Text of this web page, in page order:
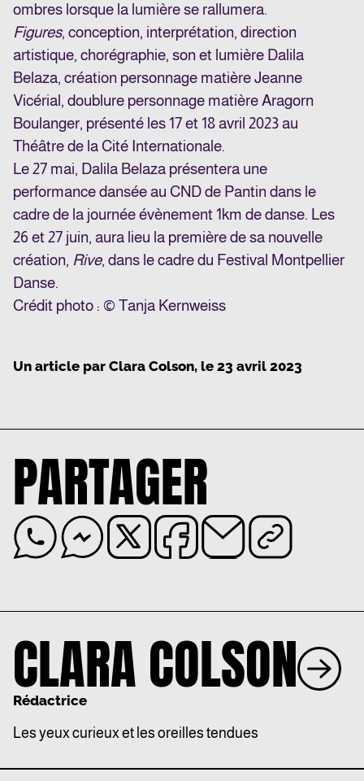
ombres lorsque la lumière se rallumera.
Figures, conception, interprétation, direction
artistique, chorégraphie, son et lumière Dalila
Belaza, création personnage matière Jeanne
Vicérial, doublure personnage matière Aragorn
Boulanger, présenté les 17 et 18 avril 2023 au
Théâtre de la Cité Internationale.
Le 27 mai, Dalila Belaza présentera une
performance dansée au CND de Pantin dans le
cadre de la journée évènement 1km de danse. Les
26 et 27 juin, aura lieu la première de sa nouvelle
création, Rive, dans le cadre du Festival Montpellier
Danse.
Crédit photo : © Tanja Kernweiss
Un article par Clara Colson, le 23 avril 2023
PARTAGER
CLARA COLSON
Rédactrice
Les yeux curieux et les oreilles tendues